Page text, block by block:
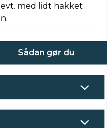
med lidt hakket
Sådan gør du